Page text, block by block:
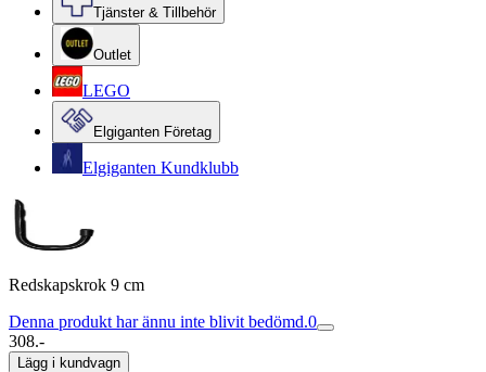
Tjänster & Tillbehör
Outlet
LEGO
Elgiganten Företag
Elgiganten Kundklubb
Redskapskrok 9 cm
Denna produkt har ännu inte blivit bedömd.0
308.-
Lägg i kundvagn